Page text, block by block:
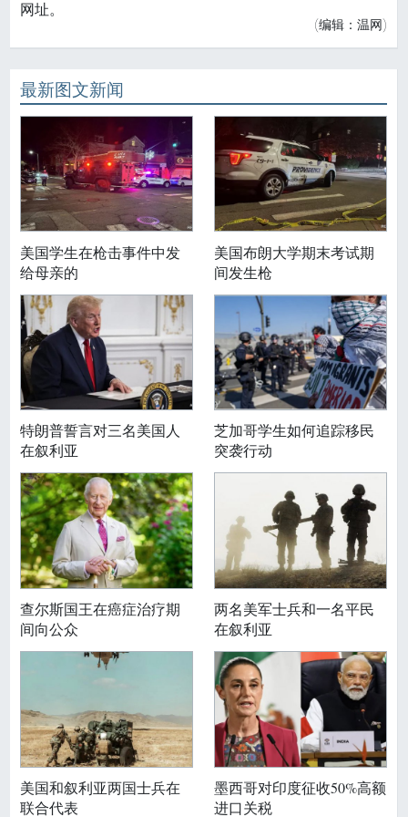
网址。
(编辑：温网)
最新图文新闻
美国学生在枪击事件中发
给母亲的
美国布朗大学期末考试期
间发生枪
特朗普誓言对三名美国人
在叙利亚
芝加哥学生如何追踪移民
突袭行动
查尔斯国王在癌症治疗期
间向公众
两名美军士兵和一名平民
在叙利亚
美国和叙利亚两国士兵在
联合代表
墨西哥对印度征收50%高额
进口关税